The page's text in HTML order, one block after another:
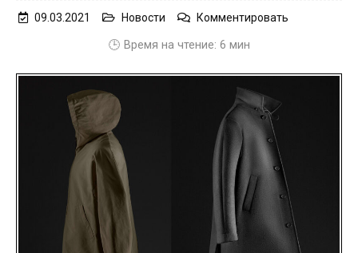
09.03.2021 Новости Комментировать
🕒 Время на чтение: 6 мин